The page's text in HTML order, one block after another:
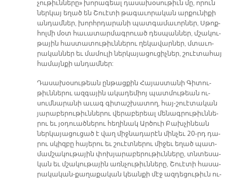
չու­թիւն­նե­րը» խո­րա­գեալ դա­սա­խօ­սու­թիւն մը, ո­րուն
ներ­կայ ե­ղած են Շուէ­տի թա­գա­ւո­րա­կան ար­քու­նի­քի
ան­դամ­ներ, խորհր­դա­րա­նի պատ­գա­մա­ւոր­ներ, Սթոք­
հոլ­մի մօտ հա­ւա­տար­մագ­րուած դես­պան­ներ, մշա­կու­
թա­յին հաս­տա­տու­թիւն­նե­րու ղե­կա­վար­ներ, մտա­ւո­
րա­կան­ներ եւ մա­մու­լի ներ­կա­յա­ցու­ցիչ­ներ, շուէտահայ
հա­մայն­քի ան­դամ­ներ:
Դա­սա­խօ­սու­թեան ըն­թաց­քին Հա­յաս­տա­նի Գի­տու­
թիւն­նե­րու ազ­գա­յին ա­կա­դե­միոյ պատ­մու­թեան ու­
սում­նա­րա­նի ա­ւագ գի­տաշ­խա­տող, հայ-շուէ­տա­կան
յա­րա­բե­րու­թիւն­նե­րու վե­րա­բե­րեալ մե­նագ­րու­թիւն­նե­
րու եւ յօ­դուած­նե­րու հե­ղի­նակ Ար­ծուի Բախ­չի­նեան
ներ­կա­յա­ցու­ցած է վաղ միջ­նա­դա­րէն մին­չեւ 20-րդ դա­
րու սկիզ­բը հա­յե­րու եւ շուէտ­նե­րու մի­ջեւ ե­ղած պատ­
մամ­շա­կու­թա­յին փոխ­յա­րա­բե­րու­թիւն­նե­րը, տնտե­սա­
կան եւ մշա­կու­թա­յին առն­չու­թիւն­նե­րը, Շուէ­տի հա­սա­
րա­կա­կան-քա­ղա­քա­կան կեան­քի մէջ ազ­դե­ցու­թիւն ու­